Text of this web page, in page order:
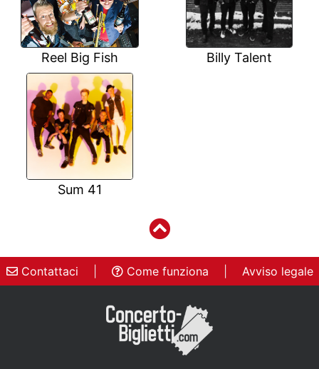
Reel Big Fish Billy Talent
Sum 41
Contattaci Come funziona Avviso legale